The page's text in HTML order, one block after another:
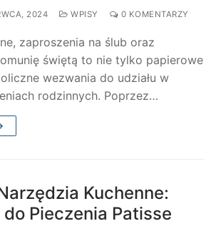
2024 WPISY 0 KOMENTARZY
zaproszenia na ślub oraz
świętą to nie tylko papierowe
wezwania do udziału w
rodzinnych. Poprzez…
Kuchenne:
Pieczenia Patisse